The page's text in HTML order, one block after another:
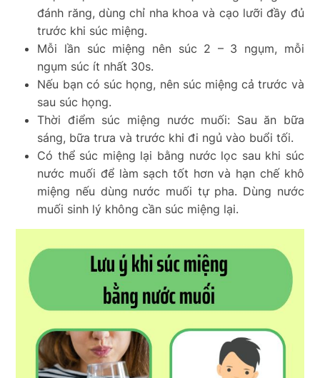
đánh răng, dùng chỉ nha khoa và cạo lưỡi đầy đủ
trước khi súc miệng.
Mỗi lần súc miệng nên súc 2 – 3 ngụm, mỗi
ngụm súc ít nhất 30s.
Nếu bạn có súc họng, nên súc miệng cả trước và
sau súc họng.
Thời điểm súc miệng nước muối: Sau ăn bữa
sáng, bữa trưa và trước khi đi ngủ vào buổi tối.
Có thể súc miệng lại bằng nước lọc sau khi súc
nước muối để làm sạch tốt hơn và hạn chế khô
miệng nếu dùng nước muối tự pha. Dùng nước
muối sinh lý không cần súc miệng lại.